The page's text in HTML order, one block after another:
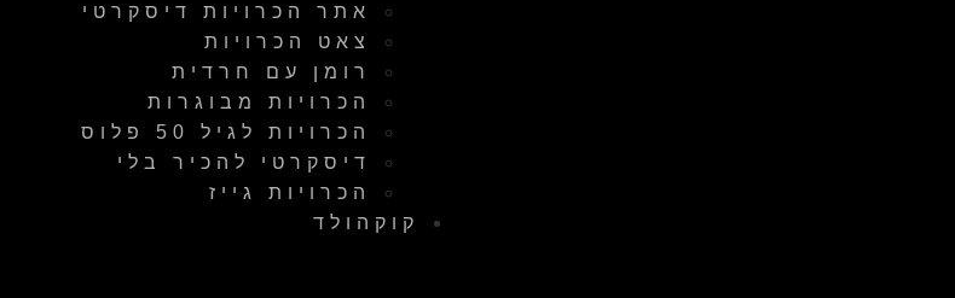
אתר הכרויות דיסקרטי
צאט הכרויות
רומן עם חרדית
הכרויות מבוגרות
הכרויות לגיל 50 פלוס
דיסקרטי להכיר בלי
הכרויות גייז
קוקהולד